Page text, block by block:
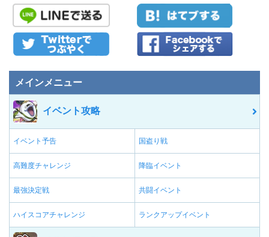
メインメニュー
イベント攻略
イベント予告 国盗り戦
高難度チャレンジ 降臨イベント
最強決定戦 共闘イベント
ハイスコアチャレンジ ランクアップイベント